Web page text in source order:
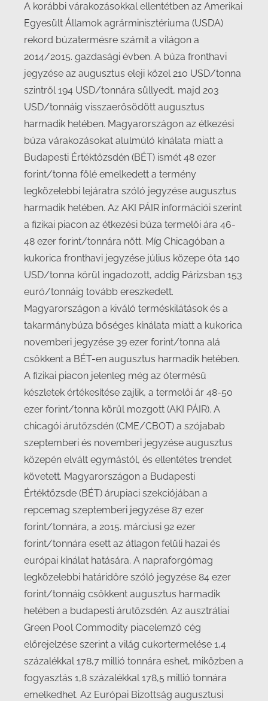
A korábbi várakozásokkal ellentétben az Amerikai
Egyesült Államok agrárminisztériuma (USDA)
rekord búzatermésre számít a világon a
2014/2015. gazdasági évben. A búza fronthavi
jegyzése az augusztus eleji közel 210 USD/tonna
szintről 194 USD/tonnára süllyedt, majd 203
USD/tonnáig visszaerősödött augusztus
harmadik hetében. Magyarországon az étkezési
búza várakozásokat alulmúló kínálata miatt a
Budapesti Értéktőzsdén (BÉT) ismét 48 ezer
forint/tonna fölé emelkedett a termény
legközelebbi lejáratra szóló jegyzése augusztus
harmadik hetében. Az AKI PÁIR információi szerint
a fizikai piacon az étkezési búza termelői ára 46-
48 ezer forint/tonnára nőtt. Míg Chicagóban a
kukorica fronthavi jegyzése július közepe óta 140
USD/tonna körül ingadozott, addig Párizsban 153
euró/tonnáig tovább ereszkedett.
Magyarországon a kiváló terméskilátások és a
takarmánybúza bőséges kínálata miatt a kukorica
novemberi jegyzése 39 ezer forint/tonna alá
csökkent a BÉT-en augusztus harmadik hetében.
A fizikai piacon jelenleg még az ótermésű
készletek értékesítése zajlik, a termelői ár 48-50
ezer forint/tonna körül mozgott (AKI PÁIR). A
chicagói árutőzsdén (CME/CBOT) a szójabab
szeptemberi és novemberi jegyzése augusztus
közepén elvált egymástól, és ellentétes trendet
követett. Magyarországon a Budapesti
Értéktőzsde (BÉT) árupiaci szekciójában a
repcemag szeptemberi jegyzése 87 ezer
forint/tonnára, a 2015. márciusi 92 ezer
forint/tonnára esett az átlagon felüli hazai és
európai kínálat hatására. A napraforgómag
legközelebbi határidőre szóló jegyzése 84 ezer
forint/tonnáig csökkent augusztus harmadik
hetében a budapesti árutőzsdén. Az ausztráliai
Green Pool Commodity piacelemző cég
előrejelzése szerint a világ cukortermelése 1,4
százalékkal 178,7 millió tonnára eshet, miközben a
fogyasztás 1,8 százalékkal 178,5 millió tonnára
emelkedhet. Az Európai Bizottság augusztusi